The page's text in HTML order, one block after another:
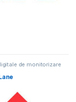
de monitorizare